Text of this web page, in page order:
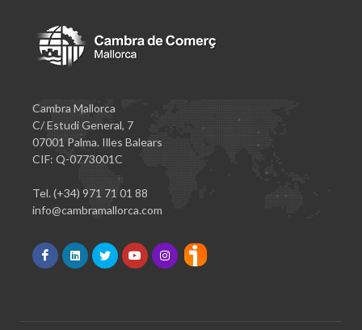
Cambra Mallorca
C/ Estudi General, 7
07001 Palma. Illes Balears
CIF: Q-0773001C
Tel. (+34) 971 71 01 88
info@cambramallorca.com